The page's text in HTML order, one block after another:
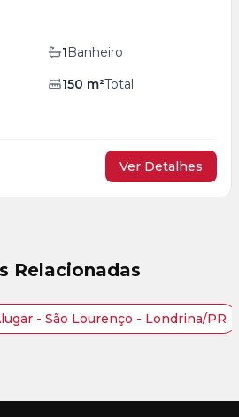
1Banheiro
150 m²Total
Ver Detalhes
Relacionadas
- São Lourenço - Londrina/PR